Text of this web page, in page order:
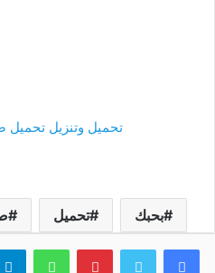
تحميل وتنزيل تحميل
بحبك تحميل
فيسبوك تويتر بينتيريست